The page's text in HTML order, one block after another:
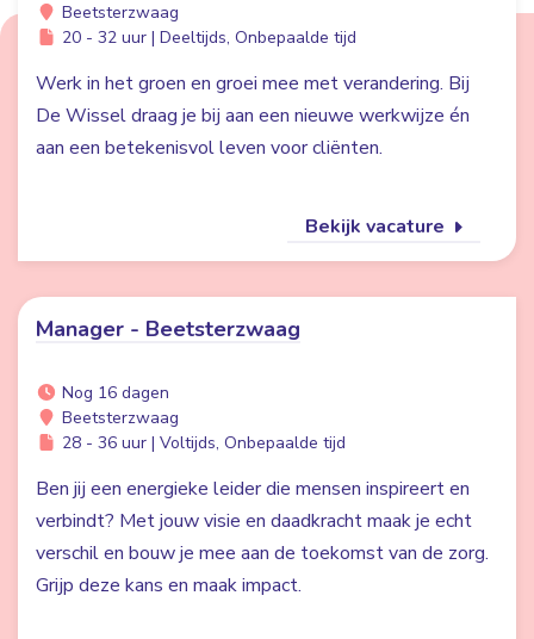
Beetsterzwaag
20 - 32 uur | Deeltijds, Onbepaalde tijd
Werk in het groen en groei mee met verandering. Bij
De Wissel draag je bij aan een nieuwe werkwijze én
aan een betekenisvol leven voor cliënten.
Bekijk vacature
Manager - Beetsterzwaag
Nog 16 dagen
Beetsterzwaag
28 - 36 uur | Voltijds, Onbepaalde tijd
Ben jij een energieke leider die mensen inspireert en
verbindt? Met jouw visie en daadkracht maak je echt
verschil en bouw je mee aan de toekomst van de zorg.
Grijp deze kans en maak impact.